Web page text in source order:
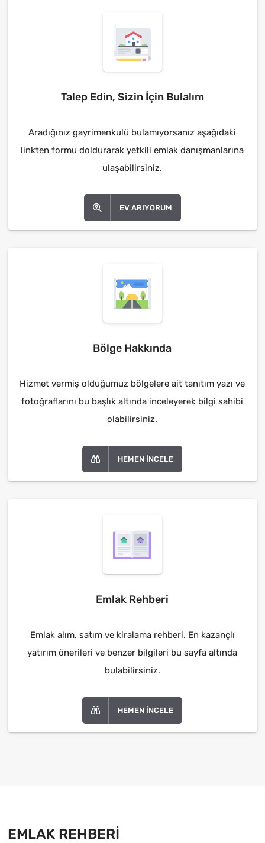
Talep Edin, Sizin İçin Bulalım
Aradığınız gayrimenkulü bulamıyorsanız aşağıdaki
linkten formu doldurarak yetkili emlak danışmanlarına
ulaşabilirsiniz.
EV ARIYORUM
Bölge Hakkında
Hizmet vermiş olduğumuz bölgelere ait tanıtım yazı ve
fotoğraflarını bu başlık altında inceleyerek bilgi sahibi
olabilirsiniz.
HEMEN İNCELE
Emlak Rehberi
Emlak alım, satım ve kiralama rehberi. En kazançlı
yatırım önerileri ve benzer bilgileri bu sayfa altında
bulabilirsiniz.
HEMEN İNCELE
EMLAK REHBERI